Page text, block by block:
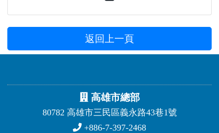
返回上一頁
高雄市總部
80782 高雄市三民區義永路43巷1號
+886-7-397-2468